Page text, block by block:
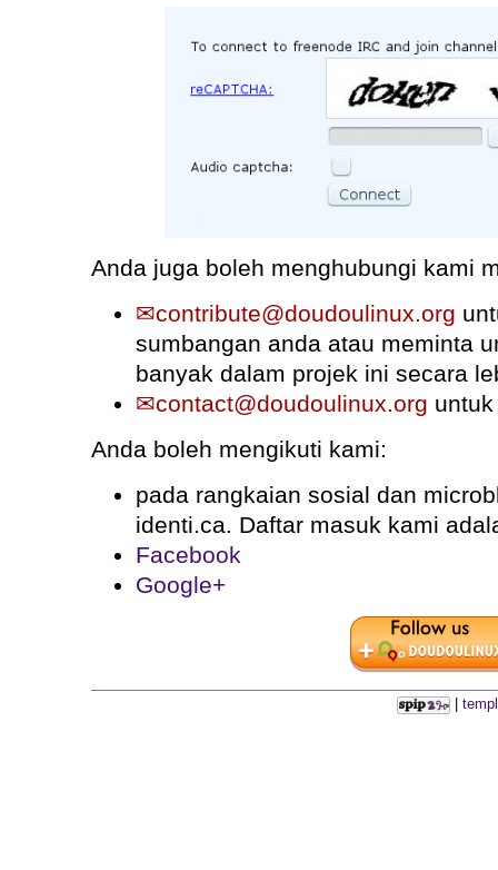
Anda juga boleh menghubungi kami
contribute@doudoulinux.org
sumbangan anda atau meminta
banyak dalam projek ini secara
contact@doudoulinux.org
Anda boleh mengikuti kami:
pada rangkaian sosial dan
identi.ca. Daftar masuk kami
Facebook
Google+